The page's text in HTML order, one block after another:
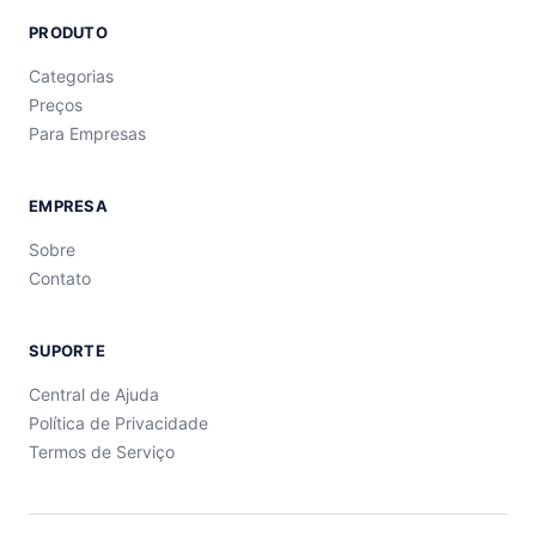
PRODUTO
Categorias
Preços
Para Empresas
EMPRESA
Sobre
Contato
SUPORTE
Central de Ajuda
Política de Privacidade
Termos de Serviço